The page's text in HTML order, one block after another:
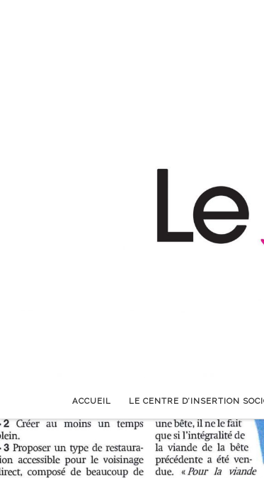
ACCUEIL LE CENTRE D’INSERTION